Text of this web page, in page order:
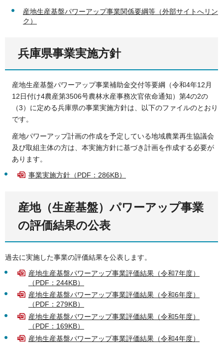
産地生産基盤パワーアップ事業関係要綱等（外部サイトへリン
ク）
兵庫県事業実施方針
産地生産基盤パワーアップ事業補助金交付等要綱（令和4年12月
12日付け4農産第3506号農林水産事務次官依命通知）第4の2の
（3）に定める兵庫県の事業実施方針は、以下のファイルのとおり
です。
産地パワーアップ計画の作成を予定している地域農業再生協議会
及び取組主体の方は、本実施方針に基づき計画を作成する必要が
あります。
事業実施方針（PDF：286KB）
産地（生産基盤）パワーアップ事業
の評価結果の公表
過去に実施した事業の評価結果を公表します。
産地生産基盤パワーアップ事業評価結果（令和7年度）
（PDF：244KB）
産地生産基盤パワーアップ事業評価結果（令和6年度）
（PDF：279KB）
産地生産基盤パワーアップ事業評価結果（令和5年度）
（PDF：169KB）
産地生産基盤パワーアップ事業評価結果（令和4年度）